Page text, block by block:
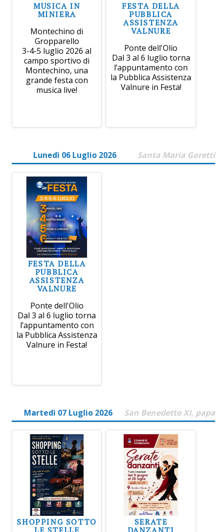
MUSICA IN
MINIERA
Montechino di
Gropparello
3-4-5 luglio 2026 al
campo sportivo di
Montechino, una
grande festa con
musica live!
FESTA DELLA
PUBBLICA
ASSISTENZA
VALNURE
Ponte dell'Olio
Dal 3 al 6 luglio torna
l’appuntamento con
la Pubblica Assistenza
Valnure in Festa!
Lunedì 06 Luglio 2026 Santa Maria Goretti
FESTA DELLA
PUBBLICA
ASSISTENZA
VALNURE
Ponte dell'Olio
Dal 3 al 6 luglio torna
l’appuntamento con
la Pubblica Assistenza
Valnure in Festa!
Martedì 07 Luglio 2026 San Benedetto XI, papa
SHOPPING SOTTO SERATE